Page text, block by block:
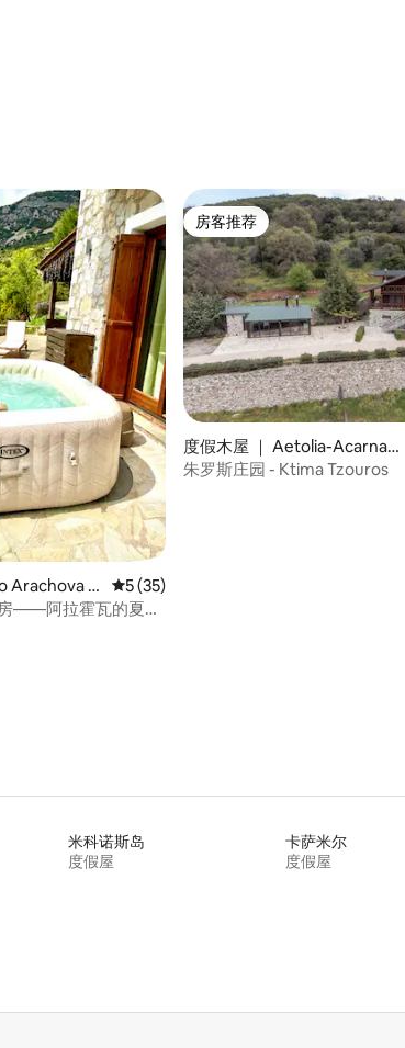
97 条评价
Arachova A
平均评分 5 分（满分 5 分），共 35 条评价
5 (35)
——阿拉霍瓦的夏日
房客推荐
房客推荐
度假木屋 ｜ Aetolia-Acarnani
a
朱罗斯庄园 - Ktima Tzouros
米科诺斯岛
度假屋
卡萨米尔
度假屋